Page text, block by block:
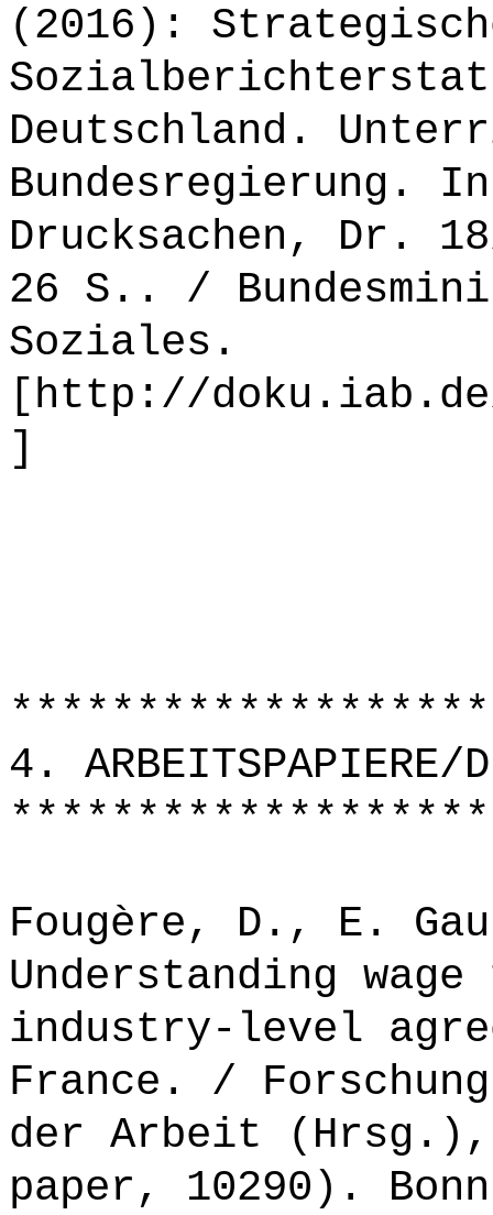
(2016):
Deutschland.
Bundesregierung.
Drucksachen, Dr.
26 S.. /
Soziales.
[http://
]
4. ARBEITSPAPIERE/
Fougère, D., E.
Understanding
industry-level
France. /
der Arbeit
paper, 10290).